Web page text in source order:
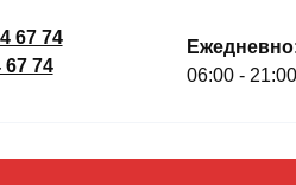
67 74
67 74
Ежедневно:
06:00 - 21:00